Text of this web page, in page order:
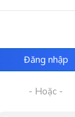
Đăng nhập
- Hoặc -